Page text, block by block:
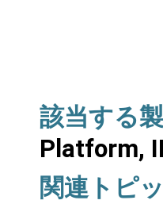
該当する
Platform,
関連トピ